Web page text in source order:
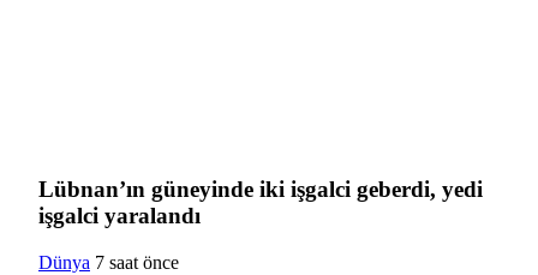
Lübnan’ın güneyinde iki işgalci geberdi, yedi
işgalci yaralandı
Dünya 7 saat önce